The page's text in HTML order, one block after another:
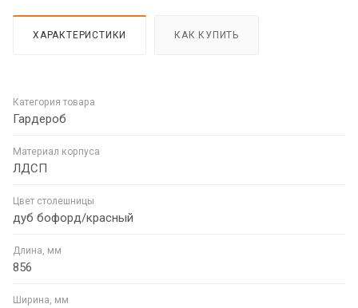
ХАРАКТЕРИСТИКИ КАК КУПИТЬ
Категория товара
Гардероб
Материал корпуса
ЛДСП
Цвет столешницы
дуб бофорд/красный
Длина, мм
856
Ширина, мм